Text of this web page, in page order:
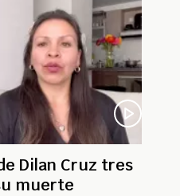
Dilan Cruz tres
muerte